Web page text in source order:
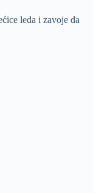
leda i zavoje da